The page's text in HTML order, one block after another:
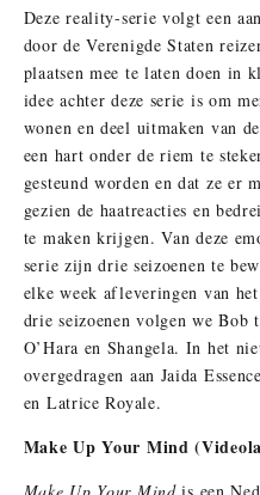
Deze reality-serie volgt een
door de Verenigde Staten
plaatsen mee te laten doen in
idee achter deze serie is om
wonen en deel uitmaken van
een hart onder de riem te
gesteund worden en dat ze er
gezien de haatreacties en
te maken krijgen. Van deze
serie zijn drie seizoenen te
elke week afleveringen van
drie seizoenen volgen we Bob
O’Hara en Shangela. In het
overgedragen aan Jaida
en Latrice Royale.
Make Up Your Mind